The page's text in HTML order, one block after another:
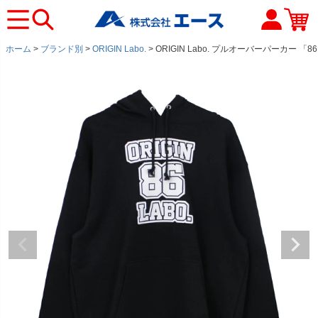
ホーム ブランド別 ORIGIN Labo. ORIGIN Labo. プルオーバーパーカー 「